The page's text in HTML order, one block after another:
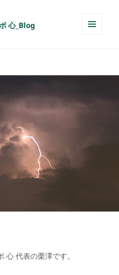
心_Blog
心 代表の栗澤です。